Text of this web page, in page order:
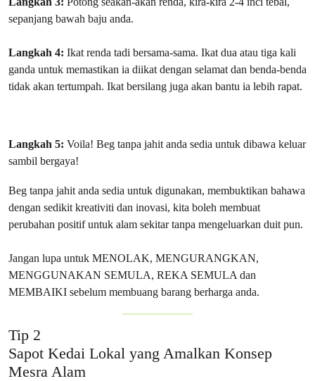
sepanjang bawah baju anda.
Langkah 4: Ikat renda tadi bersama-sama. Ikat dua atau tiga kali
ganda untuk memastikan ia diikat dengan selamat dan benda-benda
tidak akan tertumpah. Ikat bersilang juga akan bantu ia lebih rapat.
Langkah 5: Voila! Beg tanpa jahit anda sedia untuk dibawa keluar
sambil bergaya!
Beg tanpa jahit anda sedia untuk digunakan, membuktikan bahawa
dengan sedikit kreativiti dan inovasi, kita boleh membuat
perubahan positif untuk alam sekitar tanpa mengeluarkan duit pun.
Jangan lupa untuk MENOLAK, MENGURANGKAN,
MENGGUNAKAN SEMULA, REKA SEMULA dan
MEMBAIKI sebelum membuang barang berharga anda.
Tip 2
Sapot Kedai Lokal yang Amalkan Konsep
Mesra Alam